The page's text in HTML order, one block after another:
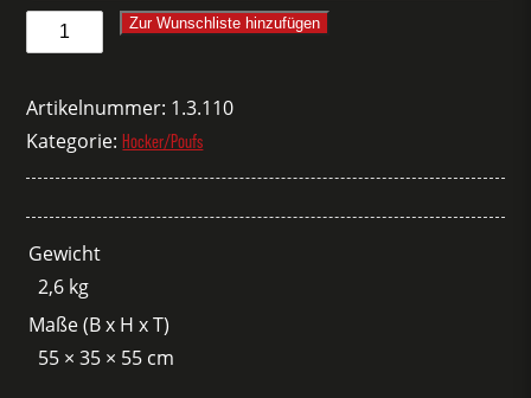
Pouf
Strick
Menge
Zur Wunschliste hinzufügen
Artikelnummer: 1.3.110
Kategorie:Hocker/Poufs
Gewicht
2,6 kg
Maße (B x H x T)
55 × 35 × 55 cm